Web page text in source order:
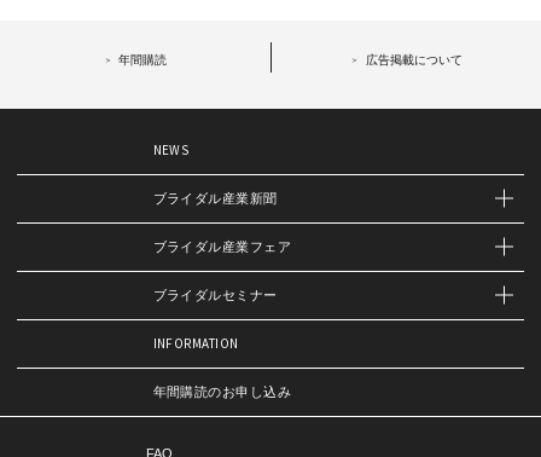
年間購読 広告掲載について
NEWS
ブライダル産業新聞
ブライダル産業フェア
ブライダルセミナー
INFORMATION
年間購読のお申し込み
FAQ